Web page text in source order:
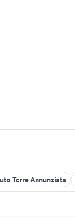
Torre Annunziata